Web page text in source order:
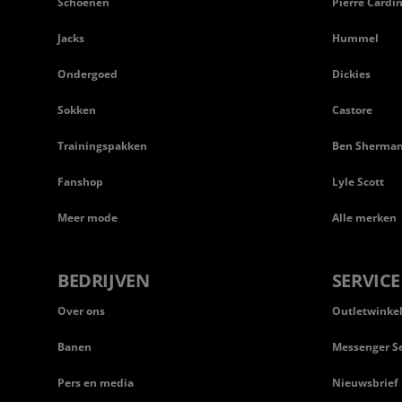
Jacks
Ondergoed
Sokken
Trainingspakken
Fanshop
Meer mode
Hummel
Dickies
Castore
Ben
Lyle Scott
Alle merken
BEDRIJVEN
Over ons
Banen
Pers en media
SERVICE
Messenger
Nieuwsbrief